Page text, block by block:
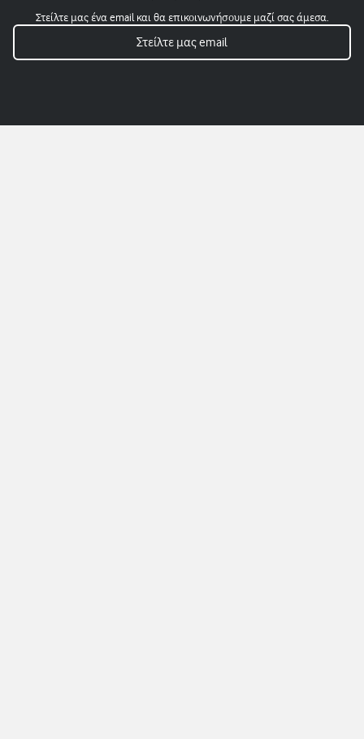
Στείλτε μας ένα email και θα επικοινωνήσουμε μαζί σας άμεσα.
Στείλτε μας email